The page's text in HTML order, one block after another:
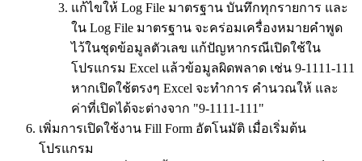
แก้ไขให้ Log File มาตรฐาน บันทึกทุกรายการ และ
ใน Log File มาตรฐาน จะคร่อมเครื่องหมายคำพูด
ไว้ในชุดข้อมูลตัวเลข แก้ปัญหากรณีเปิดใช้ใน
โปรแกรม Excel แล้วข้อมูลผิดพลาด เช่น 9-1111-111
หากเปิดใช้ตรงๆ Excel จะทำการ คำนวณให้ และ
ค่าที่เปิดได้จะต่างจาก "9-1111-111"
เพิ่มการเปิดใช้งาน Fill Form อัตโนมัติ เมื่อเริ่มต้น
โปรแกรม